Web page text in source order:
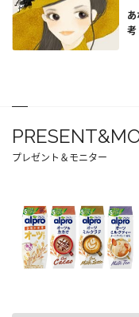
考
プレゼント＆モニター